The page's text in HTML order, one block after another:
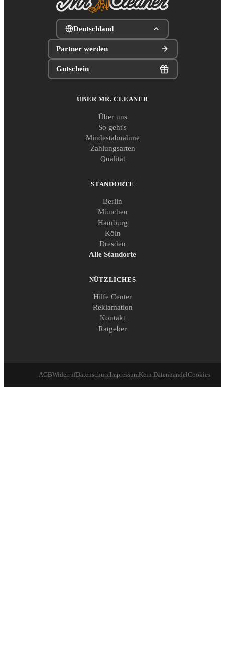
Deutschland
Partner werden
Gutschein
ÜBER MR. CLEANER
Über uns
So geht's
Mindestabnahme
Zahlungsarten
Qualität
STANDORTE
Berlin
München
Hamburg
Köln
Dresden
Alle Standorte
NÜTZLICHES
Hilfe Center
Reklamation
Kontakt
Ratgeber
AGBWiderrufDatenschutzImpressumKein DatenhandelCookies